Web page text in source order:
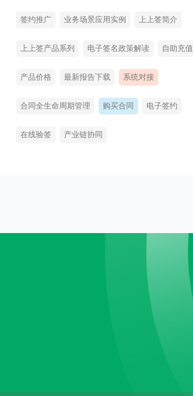
签约推广 业务场景应用实例 上上签简介
上上签产品系列 电子签名政策解读 自助充值
产品价格 最新报告下载 系统对接
合同全生命周期管理 购买合同 电子签约
在线验签 产业链协同